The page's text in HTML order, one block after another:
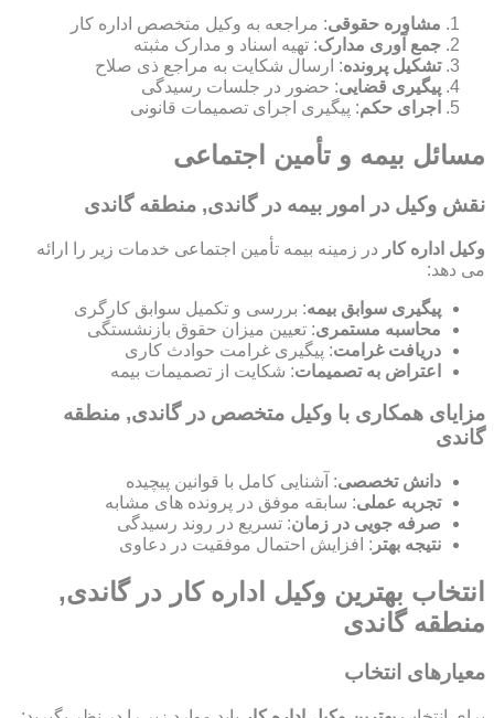
مشاوره حقوقی: مراجعه به وکیل متخصص اداره کار
جمع آوری مدارک: تهیه اسناد و مدارک مثبته
تشکیل پرونده: ارسال شکایت به مراجع ذی صلاح
پیگیری قضایی: حضور در جلسات رسیدگی
اجرای حکم: پیگیری اجرای تصمیمات قانونی
مسائل بیمه و تأمین اجتماعی
نقش وکیل در امور بیمه در گاندی, منطقه گاندی
وکیل اداره کار در زمینه بیمه تأمین اجتماعی خدمات زیر را ارائه
می دهد:
پیگیری سوابق بیمه: بررسی و تکمیل سوابق کارگری
محاسبه مستمری: تعیین میزان حقوق بازنشستگی
دریافت غرامت: پیگیری غرامت حوادث کاری
اعتراض به تصمیمات: شکایت از تصمیمات بیمه
مزایای همکاری با وکیل متخصص در گاندی, منطقه
گاندی
دانش تخصصی: آشنایی کامل با قوانین پیچیده
تجربه عملی: سابقه موفق در پرونده های مشابه
صرفه جویی در زمان: تسریع در روند رسیدگی
نتیجه بهتر : افزایش احتمال موفقیت در دعاوی
انتخاب بهترین وکیل اداره کار در گاندی,
منطقه گاندی
معیارهای انتخاب